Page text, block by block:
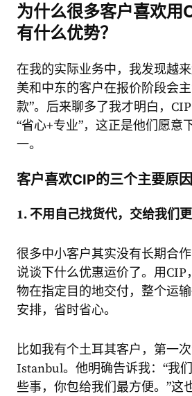
为什么很多客户喜欢用
有什么优势？
在我的实际业务中，我发现越
美和中东的客户在报价阶段会
款”。后来聊多了我才明白，
“省心+专业”，这正是他们愿意
一。
客户喜欢CIP的三个主要原因
1. 不用自己找货代，交给我们
很多中小客户其实没有长期合
说谈下什么优惠运价了。用CIP
物在指定目的地交付，整个运
安排，省时省心。
比如我有个土耳其客户，第一
Istanbul。他明确告诉我：“我
些事，你包给我们最方便。”这